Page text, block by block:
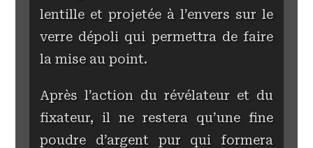
lentille et projetée à l’envers sur le
verre dépoli qui permettra de faire
la mise au point.
Après l’action du révélateur et du
fixateur, il ne restera qu’une fine
poudre d’argent pur qui formera